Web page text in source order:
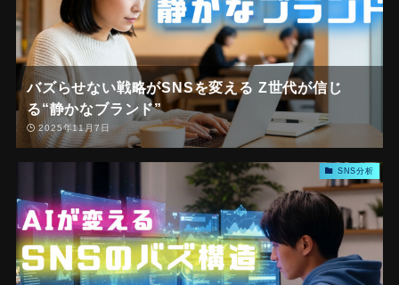
バズらせない戦略がSNSを変える Z世代が信じ
る“静かなブランド”
2025年11月7日
SNS分析